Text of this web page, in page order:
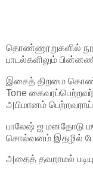
தொண்ணூறுகளில்
பாடல்களிலும்
இசைத் திறமை
Tone
அபிமானம் பெற்றவராய்
பாலேஷ் ஐ மனதோடு
சொல்வனம் இதழில்
அதைத் தவறாமல்